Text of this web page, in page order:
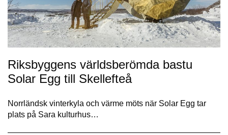
Riksbyggens världsberömda bastu
Solar Egg till Skellefteå
Norrländsk vinterkyla och värme möts när Solar Egg tar
plats på Sara kulturhus…